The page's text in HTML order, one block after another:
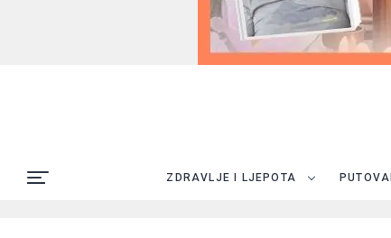
ZDRAVLJE I LJEPOTA